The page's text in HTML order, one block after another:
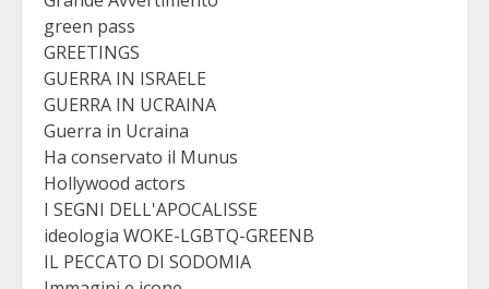
green pass
GREETINGS
GUERRA IN ISRAELE
GUERRA IN UCRAINA
Guerra in Ucraina
Ha conservato il Munus
Hollywood actors
I SEGNI DELL'APOCALISSE
ideologia WOKE-LGBTQ-GREENB
IL PECCATO DI SODOMIA